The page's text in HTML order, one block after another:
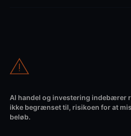
Al handel og investering indebærer
ikke begrænset til, risikoen for at
beløb.